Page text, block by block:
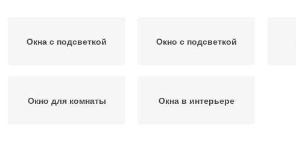
Окна с подсветкой Окно с подсветкой
Окно для комнаты Окна в интерьере